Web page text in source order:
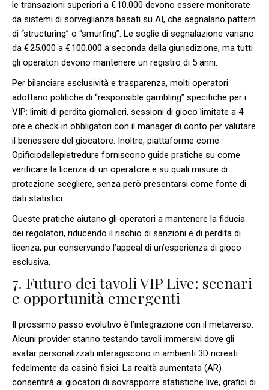
le transazioni superiori a € 10.000 devono essere monitorate
da sistemi di sorveglianza basati su AI, che segnalano pattern
di “structuring” o “smurfing”. Le soglie di segnalazione variano
da € 25.000 a € 100.000 a seconda della giurisdizione, ma tutti
gli operatori devono mantenere un registro di 5 anni.
Per bilanciare esclusività e trasparenza, molti operatori
adottano politiche di “responsible gambling” specifiche per i
VIP: limiti di perdita giornalieri, sessioni di gioco limitate a 4
ore e check‑in obbligatori con il manager di conto per valutare
il benessere del giocatore. Inoltre, piattaforme come
Opificiodellepietredure forniscono guide pratiche su come
verificare la licenza di un operatore e su quali misure di
protezione scegliere, senza però presentarsi come fonte di
dati statistici.
Queste pratiche aiutano gli operatori a mantenere la fiducia
dei regolatori, riducendo il rischio di sanzioni e di perdita di
licenza, pur conservando l’appeal di un’esperienza di gioco
esclusiva.
7. Futuro dei tavoli VIP Live: scenari
e opportunità emergenti
Il prossimo passo evolutivo è l’integrazione con il metaverso.
Alcuni provider stanno testando tavoli immersivi dove gli
avatar personalizzati interagiscono in ambienti 3D ricreati
fedelmente da casinò fisici. La realtà aumentata (AR)
consentirà ai giocatori di sovrapporre statistiche live, grafici di